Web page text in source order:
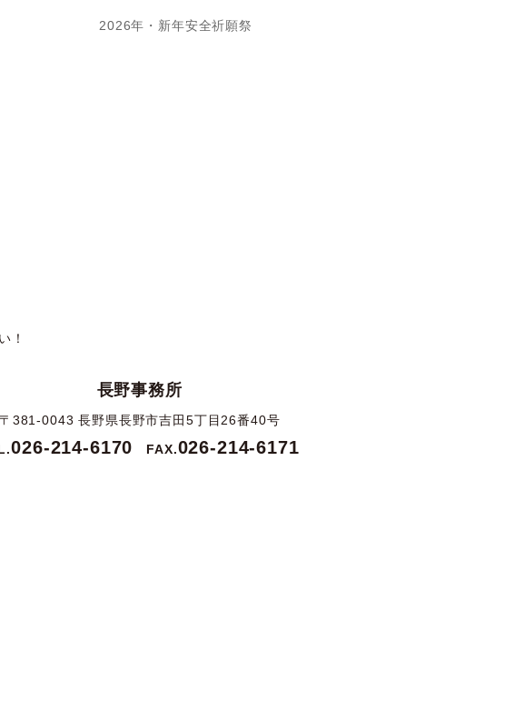
2026年・新年安全祈願祭
！
長野事務所
〒381-0043 長野県長野市吉田5丁目26番40号
026-214-6170 FAX.026-214-6171